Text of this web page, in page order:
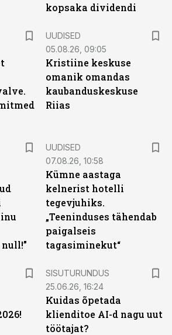
kopsaka dividendi
UUDISED
05.08.26, 09:05
Kristiine keskuse
omanik omandas
kaubanduskeskuse
Riias
UUDISED
07.08.26, 10:58
Kümne aastaga
kelnerist hotelli
tegevjuhiks.
„Teeninduses tähendab
paigalseis
tagasiminekut“
SISUTURUNDUS
25.06.26, 16:24
Kuidas õpetada
klienditoe AI-d nagu uut
töötajat?